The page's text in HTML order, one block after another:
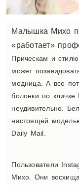
Малышка Михо
«работает»
Прическам и
может
модница. А все
болонки по кличке
неудивительно.
настоящей
Daily Mail.
Пользователи
Михо. Они